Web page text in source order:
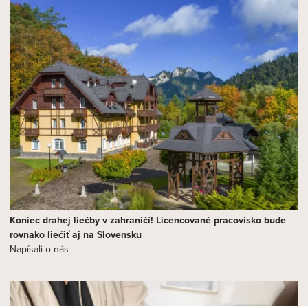
Koniec drahej liečby v zahraničí! Licencované pracovisko bude
rovnako liečiť aj na Slovensku
Napísali o nás